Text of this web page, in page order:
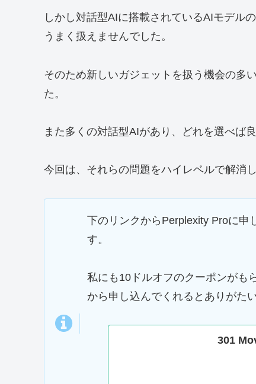
しかし対話型AIに搭載されているAIモデル
うまく扱えませんでした。
そのため新しいガジェットを扱う機会の多
た。
また多くの対話型AIがあり、どれを選べば
今回は、それらの問題をハイレベルで解消
下のリンクからPerplexity Proに申
す。
私にも10ドルオフのクーポンがも
から申し込んでくれるとありがたい
301